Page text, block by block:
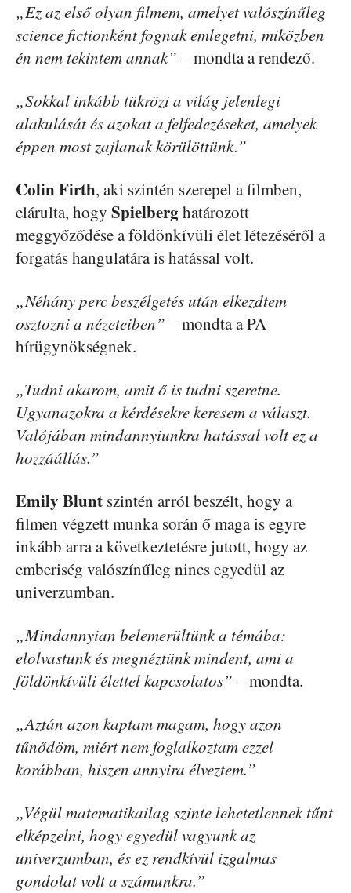
„Ez az első olyan filmem, amelyet valószínűleg
science fictionként fognak emlegetni, miközben
én nem tekintem annak” – mondta a rendező.
„Sokkal inkább tükrözi a világ jelenlegi
alakulását és azokat a felfedezéseket, amelyek
éppen most zajlanak körülöttünk.”
ColinFirth, aki szintén szerepel a filmben,
elárulta, hogy Spielberghatározott
meggyőződése a földönkívüli élet létezéséről a
forgatás hangulatára is hatással volt.
„Néhány perc beszélgetés után elkezdtem
osztozni a nézeteiben” – mondta a PA
hírügynökségnek.
„Tudni akarom, amit ő is tudni szeretne.
Ugyanazokra a kérdésekre keresem a választ.
Valójában mindannyiunkra hatással volt ez a
hozzáállás.”
Emily Blunt szintén arról beszélt, hogy a
filmen végzett munka során ő maga is egyre
inkább arra a következtetésre jutott, hogy az
emberiség valószínűleg nincs egyedül az
univerzumban.
„Mindannyian belemerültünk a témába:
elolvastunk és megnéztünk mindent, ami a
földönkívüli élettel kapcsolatos” – mondta.
„Aztán azon kaptam magam, hogy azon
tűnődöm, miért nem foglalkoztam ezzel
korábban, hiszen annyira élveztem.”
„Végül matematikailag szinte lehetetlennek tűnt
elképzelni, hogy egyedül vagyunk az
univerzumban, és ez rendkívül izgalmas
gondolat volt a számunkra.”